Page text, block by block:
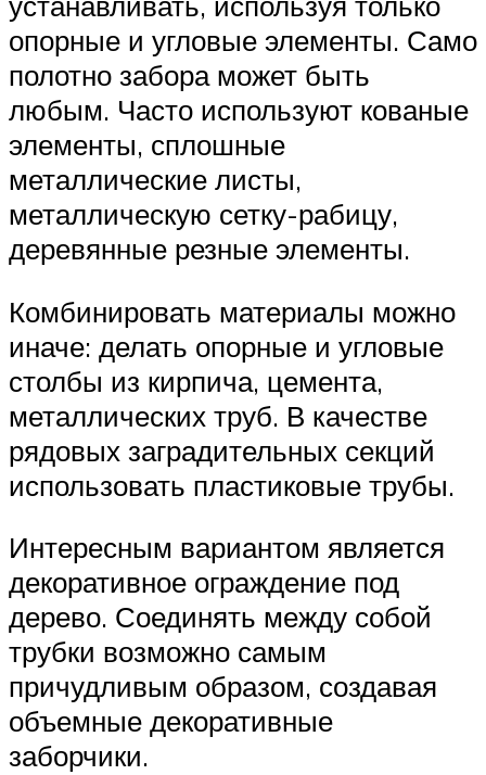
опорные и угловые элементы. Само
полотно забора может быть
любым. Часто используют кованые
элементы, сплошные
металлические листы,
металлическую сетку-рабицу,
деревянные резные элементы.
Комбинировать материалы можно
иначе: делать опорные и угловые
столбы из кирпича, цемента,
металлических труб. В качестве
рядовых заградительных секций
использовать пластиковые трубы.
Интересным вариантом является
декоративное ограждение под
дерево. Соединять между собой
трубки возможно самым
причудливым образом, создавая
объемные декоративные
заборчики.